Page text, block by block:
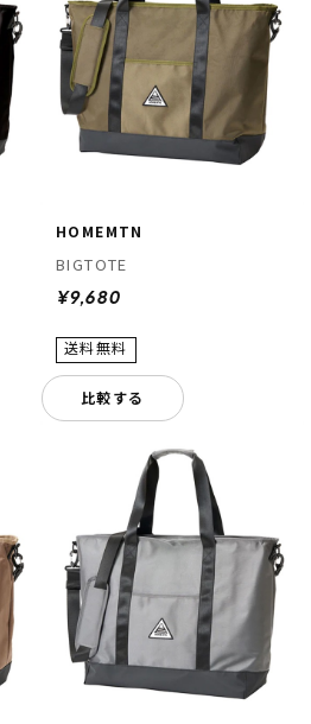
HOMEMTN
BIGTOTE
¥9,680
比較する